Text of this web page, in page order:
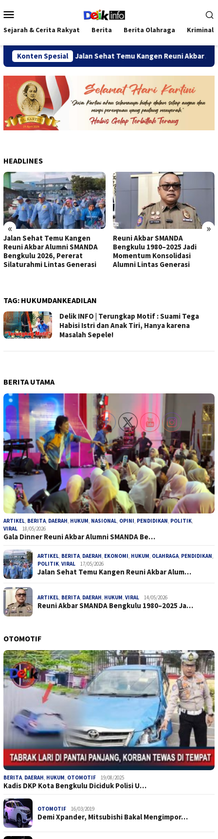
ke
kontenMobile
Sejarah & Cerita Rakyat Berita Berita Olahraga Kriminal
Konten SpesialJalan Sehat Temu Kangen Reuni Akbar Alumni
HEADLINES
« »
Jalan Sehat Temu Kangen
Reuni Akbar Alumni SMANDA
Bengkulu 2026, Pererat
Silaturahmi Lintas Generasi
Reuni Akbar SMANDA
Bengkulu 1980–2025 Jadi
Momentum Konsolidasi
Alumni Lintas Generasi
TAG: HUKUMDANKEADILAN
Delik INFO | Terungkap Motif : Suami Tega
Habisi Istri dan Anak Tiri, Hanya karena
Masalah Sepele!
BERITA UTAMA
ARTIKEL, BERITA, DAERAH, HUKUM, NASIONAL, OPINI, PENDIDIKAN, POLITIK,
VIRAL
18/05/2026
Gala Dinner Reuni Akbar Alumni SMANDA Be…
ARTIKEL, BERITA, DAERAH, EKONOMI, HUKUM, OLAHRAGA, PENDIDIKAN,
POLITIK, VIRAL 17/05/2026
Jalan Sehat Temu Kangen Reuni Akbar Alum…
ARTIKEL, BERITA, DAERAH, HUKUM, VIRAL 14/05/2026
Reuni Akbar SMANDA Bengkulu 1980–2025 Ja…
OTOMOTIF
BERITA, DAERAH, HUKUM, OTOMOTIF 19/08/2025
Kadis DKP Kota Bengkulu Diciduk Polisi U…
OTOMOTIF 16/03/2019
Demi Xpander, Mitsubishi Bakal Mengimpor…